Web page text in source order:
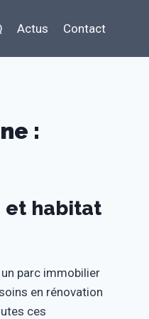
Actus Contact
:
et habitat
parc immobilier
en rénovation
ces